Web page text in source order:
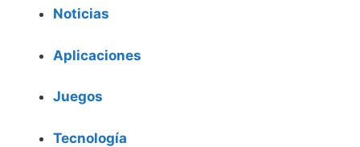
Noticias
Aplicaciones
Juegos
Tecnología